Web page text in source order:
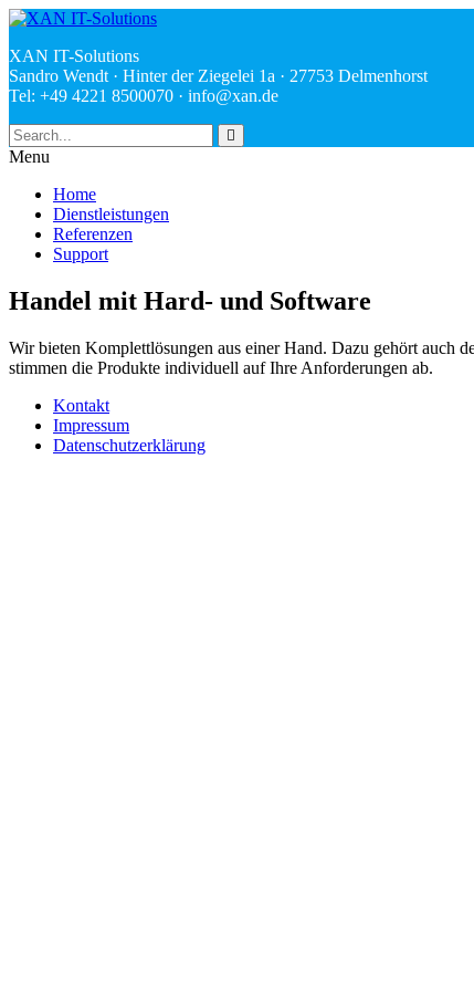
XAN IT-Solutions
Sandro Wendt · Hinter der Ziegelei 1a · 27753 Delmenhorst
Tel: +49 4221 8500070 · ed.nax@ofni
Menu
Home
Dienstleistungen
Referenzen
Support
Handel mit Hard- und Software
Wir bieten Komplettlösungen aus einer Hand. Dazu gehört auch
stimmen die Produkte individuell auf Ihre Anforderungen ab.
Kontakt
Impressum
Datenschutzerklärung